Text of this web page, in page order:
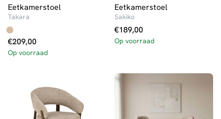
Eetkamerstoel
Takara
€209,00
Op voorraad
Eetkamerstoel
Sakiko
€189,00
Op voorraad